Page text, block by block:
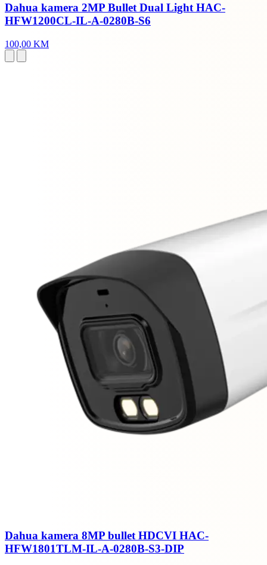
Dahua kamera 2MP Bullet Dual Light HAC-
HFW1200CL-IL-A-0280B-S6
100,00 KM
Dahua kamera 8MP bullet HDCVI HAC-
HFW1801TLM-IL-A-0280B-S3-DIP